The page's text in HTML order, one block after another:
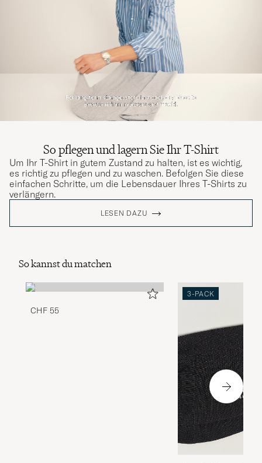
So pflegen und lagern Sie Ihr T-Shirt
Um Ihr T-Shirt in gutem Zustand zu halten, ist es wichtig,
es richtig zu pflegen und zu waschen. Befolgen Sie diese
einfachen Schritte, um die Lebensdauer Ihres T-Shirts zu
verlängern.
LESEN DAZU
So kannst du matchen
CHF 55
3-PACK